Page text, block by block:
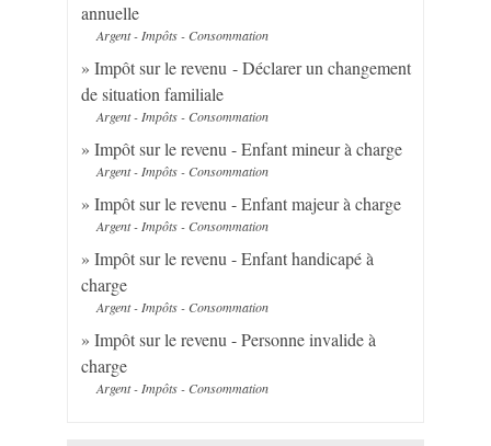
annuelle
Argent - Impôts - Consommation
Impôt sur le revenu - Déclarer un changement
de situation familiale
Argent - Impôts - Consommation
Impôt sur le revenu - Enfant mineur à charge
Argent - Impôts - Consommation
Impôt sur le revenu - Enfant majeur à charge
Argent - Impôts - Consommation
Impôt sur le revenu - Enfant handicapé à
charge
Argent - Impôts - Consommation
Impôt sur le revenu - Personne invalide à
charge
Argent - Impôts - Consommation